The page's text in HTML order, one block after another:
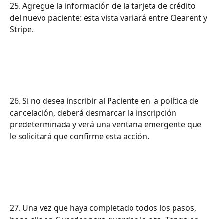
25. Agregue la información de la tarjeta de crédito
del nuevo paciente: esta vista variará entre Clearent y
Stripe.
26. Si no desea inscribir al Paciente en la política de
cancelación, deberá desmarcar la inscripción
predeterminada y verá una ventana emergente que
le solicitará que confirme esta acción.
27. Una vez que haya completado todos los pasos,